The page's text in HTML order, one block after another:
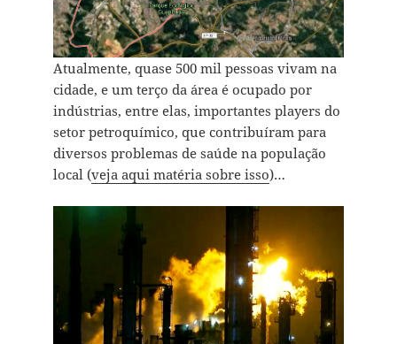
Atualmente, quase 500 mil pessoas vivam na
cidade, e um terço da área é ocupado por
indústrias, entre elas, importantes players do
setor petroquímico, que contribuíram para
diversos problemas de saúde na população
local (veja aqui matéria sobre isso)…